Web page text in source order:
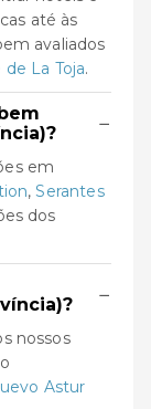
até às
avaliados
La Toja.
−
em
,Serantes
dos
−
nossos
Astur